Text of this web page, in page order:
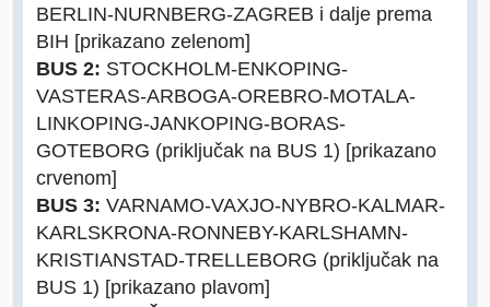
BERLIN-NURNBERG-ZAGREB i dalje prema
BIH [prikazano zelenom]
BUS 2: STOCKHOLM-ENKOPING-
VASTERAS-ARBOGA-OREBRO-MOTALA-
LINKOPING-JANKOPING-BORAS-
GOTEBORG (priključak na BUS 1) [prikazano
crvenom]
BUS 3: VARNAMO-VAXJO-NYBRO-KALMAR-
KARLSKRONA-RONNEBY-KARLSHAMN-
KRISTIANSTAD-TRELLEBORG (priključak na
BUS 1) [prikazano plavom]